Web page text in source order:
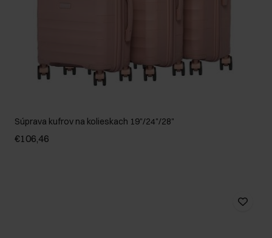
Súprava kufrov na kolieskach 19"/24"/28"
€106,46